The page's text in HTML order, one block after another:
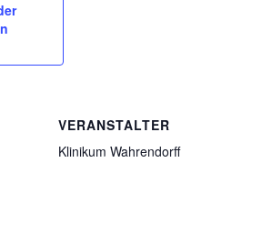
VERANSTALTER
Klinikum Wahrendorff